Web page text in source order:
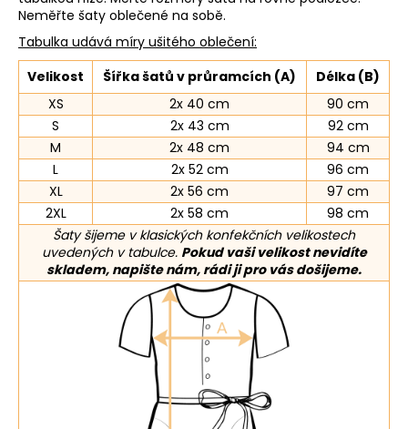
Neměřte šaty oblečené na sobě.
Tabulka udává míry ušitého oblečení:
Velikost
Šířka šatů v průramcích (A)
Délka (B)
XS
2x 40 cm
90 cm
S
2x 43 cm
92 cm
M
2x 48 cm
94 cm
L
2x 52 cm
96 cm
XL
2x 56 cm
97 cm
2XL
2x 58 cm
98 cm
Šaty šijeme v klasických konfekčních velikostech
uvedených v tabulce. Pokud vaši velikost nevidíte
skladem, napište nám, rádi ji pro vás došijeme.